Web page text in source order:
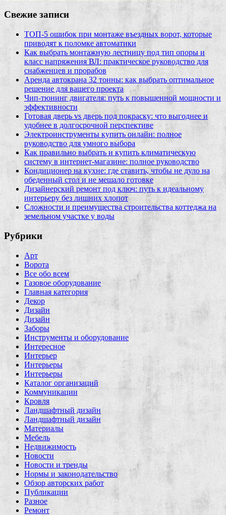
Свежие записи
ТОП-5 ошибок при монтаже въездных ворот, которые
приводят к поломке автоматики
Как выбрать монтажную лестницу под тип опоры и
класс напряжения ВЛ: практическое руководство для
снабженцев и прорабов
Аренда автокрана 32 тонны: как выбрать оптимальное
решение для вашего проекта
Чип‑тюнинг двигателя: путь к повышенной мощности и
эффективности
Готовая дверь vs дверь под покраску: что выгоднее и
удобнее в долгосрочной перспективе
Электроинструменты купить онлайн: полное
руководство для умного выбора
Как правильно выбрать и купить климатическую
систему в интернет‑магазине: полное руководство
Кондиционер на кухне: где ставить, чтобы не дуло на
обеденный стол и не мешало готовке
Дизайнерский ремонт под ключ: путь к идеальному
интерьеру без лишних хлопот
Сложности и преимущества строительства коттеджа на
земельном участке у воды
Рубрики
Арт
Ворота
Все обо всем
Газовое оборудование
Главная категория
Декор
Дизайн
Дизайн
Заборы
Инструменты и оборудование
Интересное
Интерьер
Интерьеры
Интерьеры
Каталог организаций
Коммуникации
Кровля
Ландшафтный дизайн
Ландшафтный дизайн
Материалы
Мебель
Недвижимость
Новости
Новости и тренды
Нормы и законодательство
Обзор авторских работ
Публикации
Разное
Ремонт